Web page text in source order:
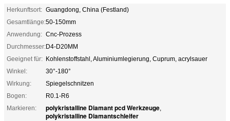
Herkunftsort: Guangdong, China (Festland)
Gesamtlänge:50-150mm
Anwendung: Cnc-Prozess
Durchmesser:D4-D20MM
Geeignet für: Kohlenstoffstahl, Aluminiumlegierung, Cuprum, acrylsauer
Winkel:
30°-180°
Wirkung:
Spiegelschnitzen
Bogen:
R0.1-R6
Markieren:
polykristalline Diamant pcd Werkzeuge,
polykristalline Diamantschleifer